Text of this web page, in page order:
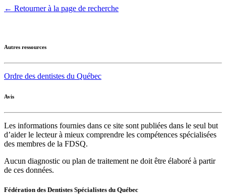
← Retourner à la page de recherche
Autres ressources
Ordre des dentistes du Québec
Avis
Les informations fournies dans ce site sont publiées dans le seul but
d’aider le lecteur à mieux comprendre les compétences spécialisées
des membres de la FDSQ.
Aucun diagnostic ou plan de traitement ne doit être élaboré à partir
de ces données.
Fédération des Dentistes Spécialistes du Québec